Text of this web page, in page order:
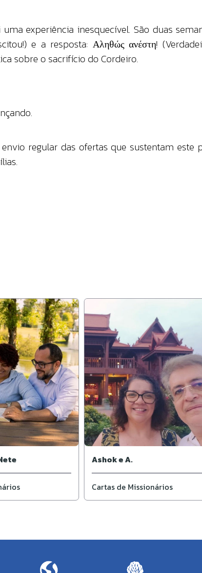
experiência inesquecível. São duas
e a resposta: Αληθώς ανέστη!
sobre o sacrifício do Cordeiro.
regular das ofertas que sustentam este
Ashok e A.
Cartas de Missionários